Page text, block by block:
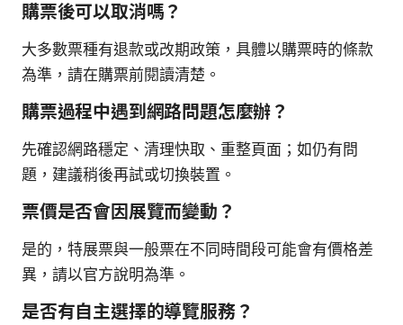
購票後可以取消嗎？
大多數票種有退款或改期政策，具體以購票時的條款
為準，請在購票前閱讀清楚。
購票過程中遇到網路問題怎麼辦？
先確認網路穩定、清理快取、重整頁面；如仍有問
題，建議稍後再試或切換裝置。
票價是否會因展覽而變動？
是的，特展票與一般票在不同時間段可能會有價格差
異，請以官方說明為準。
是否有自主選擇的導覽服務？